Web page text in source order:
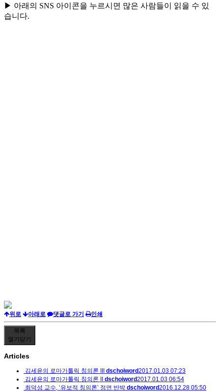
▶ 아래의 SNS 아이콘을 누르시면 많은 사람들이 읽을 수 있
습니다.
위로 아래로 댓글로 가기 인쇄
목록
열기 닫기
Articles
김세윤의 로마가톨릭 칭의론 III dschoiword2017.01.03 07:23
김세윤의 로마가톨릭 칭의론 II
dschoiword2017.01.03 06:54
최덕성 교수, ‘유보적 칭의론’ 정면 반박 dschoiword2016.12.28 05:50